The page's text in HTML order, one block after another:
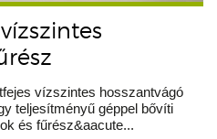
vízszintes hosszantvágó
teljesítményű géppel bővíti
és fűrész&aacute...